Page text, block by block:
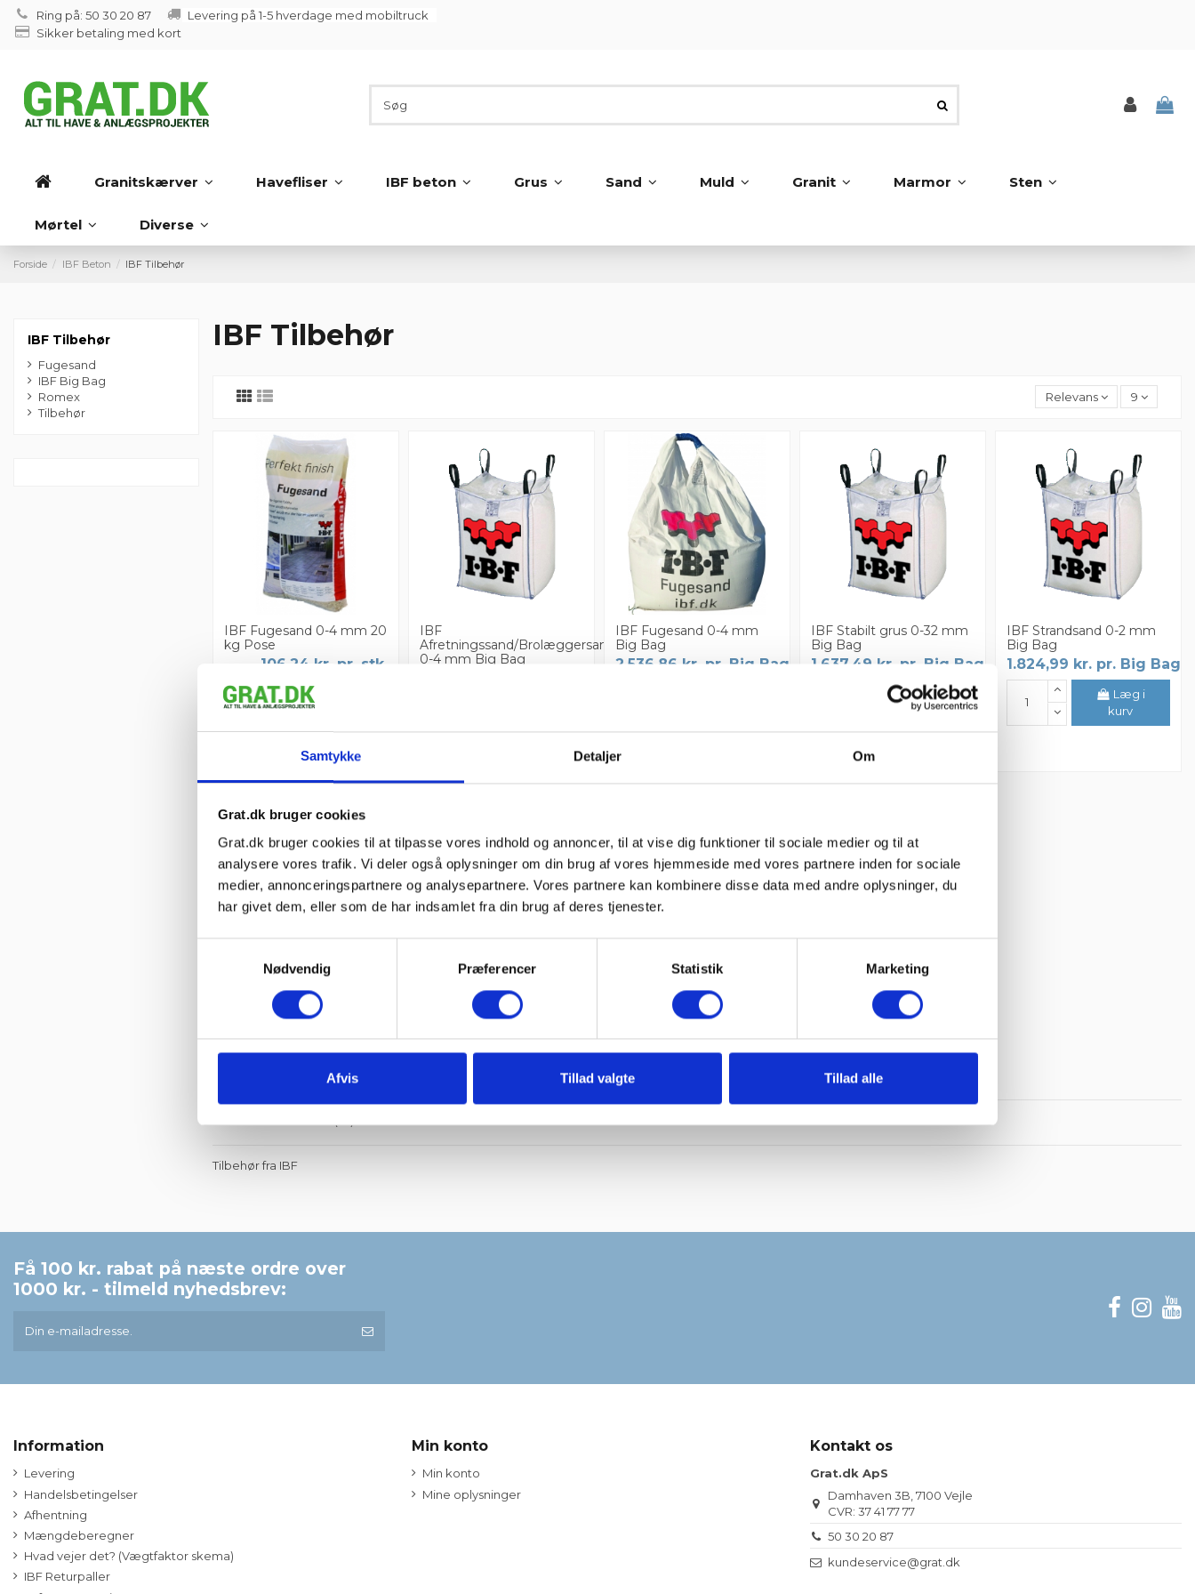
Samtykke Detaljer Om
Grat.dk bruger cookies
Grat.dk bruger cookies til at tilpasse vores indhold og annoncer, til at vise dig funktioner til sociale medier og til at
analysere vores trafik. Vi deler også oplysninger om din brug af vores hjemmeside med vores partnere inden for sociale
medier, annonceringspartnere og analysepartnere. Vores partnere kan kombinere disse data med andre oplysninger, du
har givet dem, eller som de har indsamlet fra din brug af deres tjenester.
Nødvendig
Præferencer Statistik Marketing
Afvis Tillad valgte Tillad alle
Ring på: 50 30 20 87
Levering på 1-5 hverdage med mobiltruck
Sikker betaling med kort
Granitskærver Havefliser IBF beton Grus Sand Muld Granit Marmor Sten
Mørtel Diverse
Forside IBF Beton IBF Tilbehør
IBF Tilbehør
Relevans 9
IBF Fugesand 0-4 mm 20
kg Pose
106,24 kr. pr. stk.
kurv
IBF
Afretningssand/Brolæggersand
0-4 mm Big Bag
Læg i
IBF Fugesand 0-4 mm
Big Bag
2.536,86 kr. pr. Big Bag
kurv
IBF Stabilt grus 0-32 mm
Big Bag
1.637,49 kr. pr. Big Bag
Læg i
kurv
IBF Strandsand 0-2 mm
Big Bag
1.824,99 kr. pr. Big Bag
Læg i
kurv
IBF Støbemix 0-11 mm
Big Bag
1.687,49 kr. pr. Big Bag 2.537,49 kr. pr. Big Bag
imprægnering - 5 liter
1.999,99 kr. stk.
IBF Tag - & Fliserens - 5 L.
212,49 kr. stk.
Tilbehør fra IBF
IBF Tilbehør
Fugesand
IBF Big Bag
Romex
Tilbehør
Få 100 kr. rabat på næste ordre over
1000 kr. - tilmeld nyhedsbrev:
Information
Levering
Handelsbetingelser
Afhentning
Mængdeberegner
Hvad vejer det? (Vægtfaktor skema)
IBF Returpaller
Min konto
Min konto
Mine oplysninger
Kontakt os
Grat.dk ApS
Damhaven 3B, 7100 Vejle
CVR: 37 41 77 77
50 30 20 87
kundeservice@grat.dk